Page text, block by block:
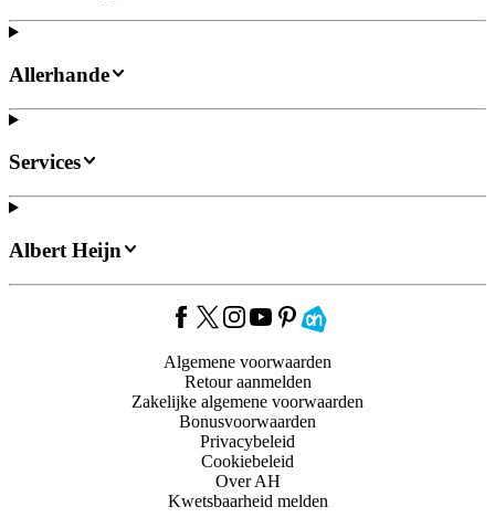
Allerhande
Services
Albert Heijn
Algemene voorwaarden
Retour aanmelden
Zakelijke algemene voorwaarden
Bonusvoorwaarden
Privacybeleid
Cookiebeleid
Over AH
Kwetsbaarheid melden